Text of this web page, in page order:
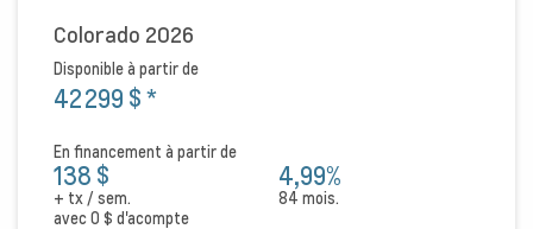
Colorado 2026
Disponible à partir de
42 299 $*
En financement à partir de
138 $
+ tx / sem.
4,99%
84 mois.
avec0 $ d'acompte